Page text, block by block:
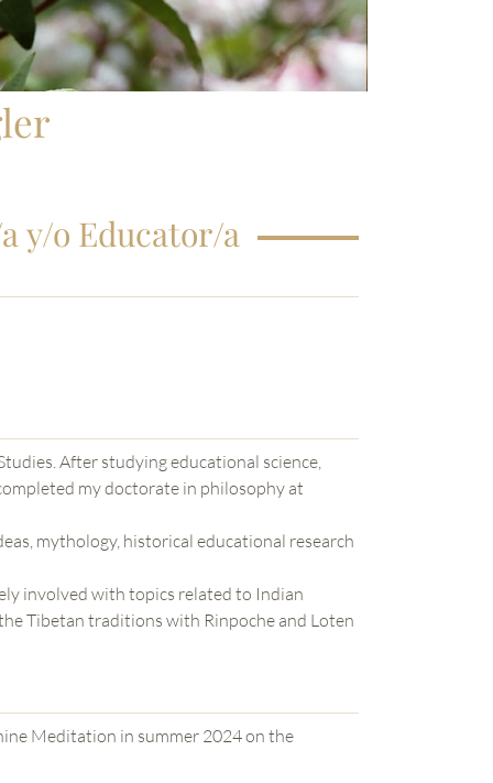
y/o Educator/a
After studying educational science,
my doctorate in philosophy at
mythology, historical educational research
involved with topics related to Indian
Tibetan traditions with Rinpoche and Loten
2024 on the